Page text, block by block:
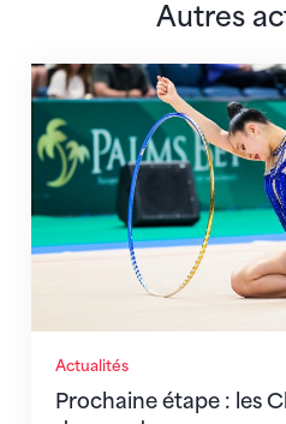
Autres
Actualités
Prochaine étape : les
Prochaine étape : les